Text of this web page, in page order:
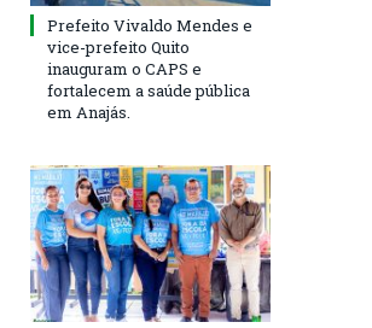
Prefeito Vivaldo Mendes e
vice-prefeito Quito
inauguram o CAPS e
fortalecem a saúde pública
em Anajás.